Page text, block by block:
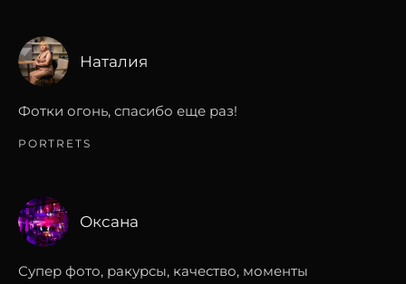
Наталия
Фотки огонь, спасибо еще раз!
PORTRETS
Оксана
Супер фото, ракурсы, качество, моменты